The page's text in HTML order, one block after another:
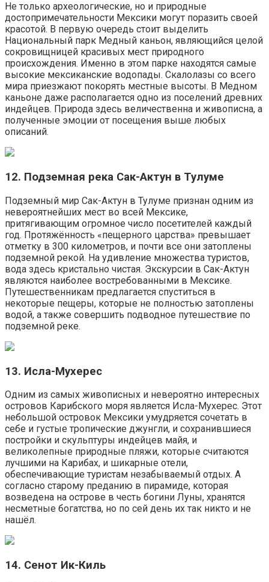
Не только археологические, но и природные
достопримечательности Мексики могут поразить своей
красотой. В первую очередь стоит выделить
Национальный парк Медный каньон, являющийся целой
сокровищницей красивых мест природного
происхождения. Именно в этом парке находятся самые
высокие мексиканские водопады. Скалолазы со всего
мира приезжают покорять местные высоты. В Медном
каньоне даже располагается одно из поселений древних
индейцев. Природа здесь величественна и живописна, а
полученные эмоции от посещения выше любых
описаний.
12. Подземная река Сак-Актун в Тулуме
Подземный мир Сак-Актун в Тулуме признан одним из
невероятнейших мест во всей Мексике,
притягивающим огромное число посетителей каждый
год. Протяжённость «пещерного царства» превышает
отметку в 300 километров, и почти все они затоплены
подземной рекой. На удивление множества туристов,
вода здесь кристально чистая. Экскурсии в Сак-Актун
являются наиболее востребованными в Мексике.
Путешественникам предлагается спуститься в
некоторые пещеры, которые не полностью затоплены
водой, а также совершить подводное путешествие по
подземной реке.
13. Исла-Мухерес
Одним из самых живописных и невероятно интересных
островов Карибского моря является Исла-Мухерес. Этот
небольшой островок Мексики умудряется сочетать в
себе и густые тропические джунгли, и сохранившиеся
постройки и скульптуры индейцев майя, и
великолепные природные пляжи, которые считаются
лучшими на Карибах, и шикарные отели,
обеспечивающие туристам незабываемый отдых. А
согласно старому преданию в пирамиде, которая
возведена на острове в честь богини Луны, хранятся
несметные богатства, но по сей день их так никто и не
нашёл.
14. Сенот Ик-Киль